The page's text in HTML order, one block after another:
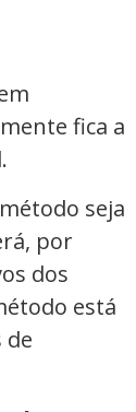
fica a
seja
por
dos
está
de